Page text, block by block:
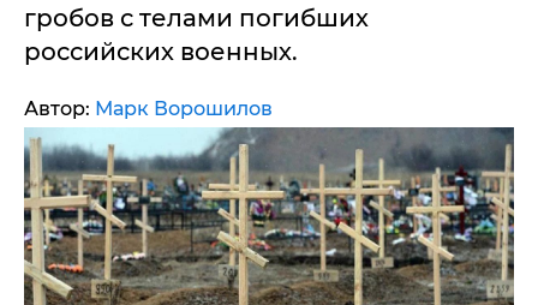
гробов с телами погибших
российских военных.
Автор: Марк Ворошилов